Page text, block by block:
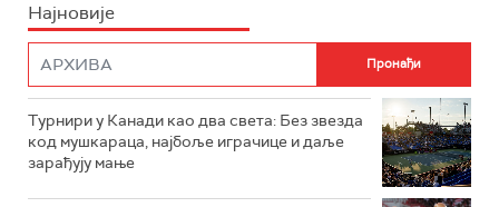
Најновије
Турнири у Канади као два света: Без звезда
код мушкараца, најбоље играчице и даље
зарађују мање